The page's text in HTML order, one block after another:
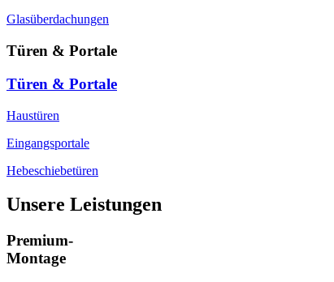
Glasüberdachungen
Türen & Portale
Türen & Portale
Haustüren
Eingangsportale
Hebeschiebetüren
Unsere Leistungen
Premium-
Montage